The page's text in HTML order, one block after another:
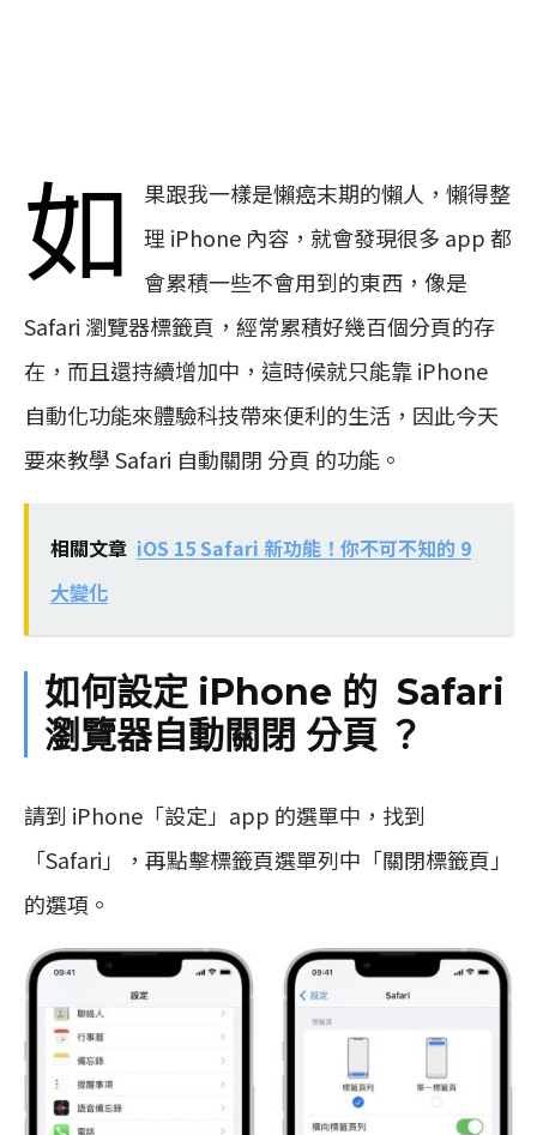
如
果跟我一樣是懶癌末期的懶人，懶得整
理 iPhone 內容，就會發現很多 app 都
會累積一些不會用到的東西，像是
Safari 瀏覽器標籤頁，經常累積好幾百個分頁的存
在，而且還持續增加中，這時候就只能靠 iPhone
自動化功能來體驗科技帶來便利的生活，因此今天
要來教學 Safari 自動關閉 分頁 的功能。
相關文章 iOS 15 Safari 新功能！你不可不知的 9
大變化
如何設定 iPhone 的 Safari
瀏覽器自動關閉 分頁 ？
請到 iPhone「設定」app 的選單中，找到
「Safari」，再點擊標籤頁選單列中「關閉標籤頁」
的選項。